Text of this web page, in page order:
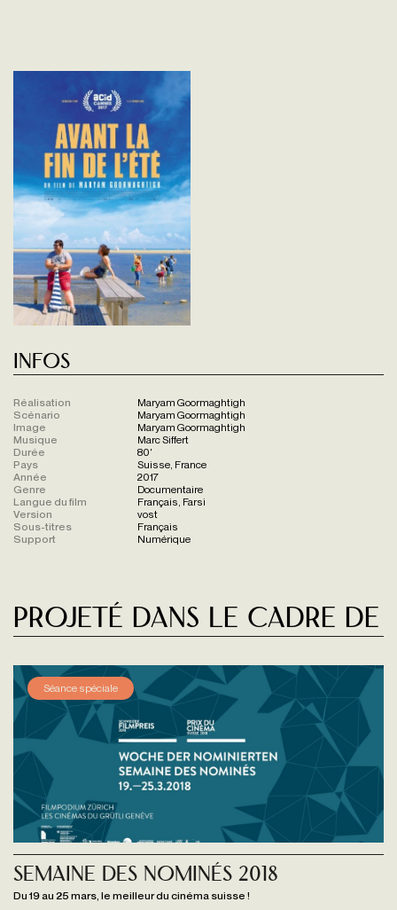
Infos
Réalisation
Maryam Goormaghtigh
Scénario
Maryam Goormaghtigh
Image
Maryam Goormaghtigh
Musique
Marc Siffert
Durée
80'
Pays
Suisse, France
Année
2017
Genre
Documentaire
Langue du film
Français, Farsi
Version
vost
Sous-titres
Français
Support
Numérique
Projeté dans le cadre de
Séance spéciale
Semaine des Nominés 2018
Du 19 au 25 mars, le meilleur du cinéma suisse !